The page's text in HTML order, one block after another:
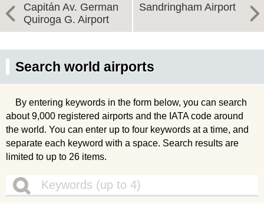
Capitán Av. German
Quiroga G. Airport
Sandringham Airport
Search world airports
By entering keywords in the form below, you can search
about 9,000 registered airports and the IATA code around
the world. You can enter up to four keywords at a time, and
separate each keyword with a space. Search results are
limited to up to 26 items.